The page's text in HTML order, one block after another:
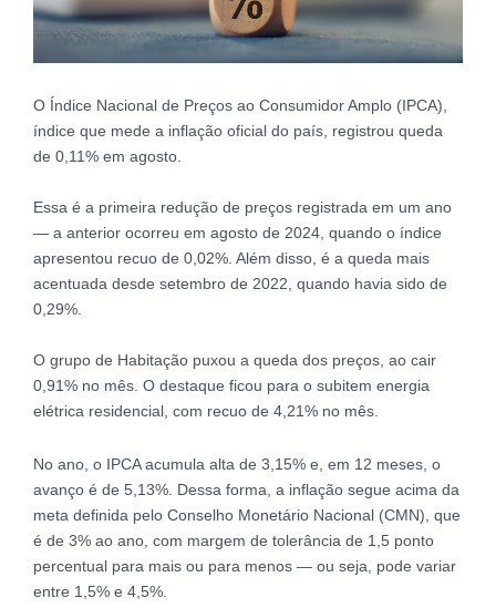
O Índice Nacional de Preços ao Consumidor Amplo (IPCA),
índice que mede a inflação oficial do país, registrou queda
de 0,11% em agosto.
Essa é a primeira redução de preços registrada em um ano
— a anterior ocorreu em agosto de 2024, quando o índice
apresentou recuo de 0,02%. Além disso, é a queda mais
acentuada desde setembro de 2022, quando havia sido de
0,29%.
O grupo de Habitação puxou a queda dos preços, ao cair
0,91% no mês. O destaque ficou para o subitem energia
elétrica residencial, com recuo de 4,21% no mês.
No ano, o IPCA acumula alta de 3,15% e, em 12 meses, o
avanço é de 5,13%. Dessa forma, a inflação segue acima da
meta definida pelo Conselho Monetário Nacional (CMN), que
é de 3% ao ano, com margem de tolerância de 1,5 ponto
percentual para mais ou para menos — ou seja, pode variar
entre 1,5% e 4,5%.